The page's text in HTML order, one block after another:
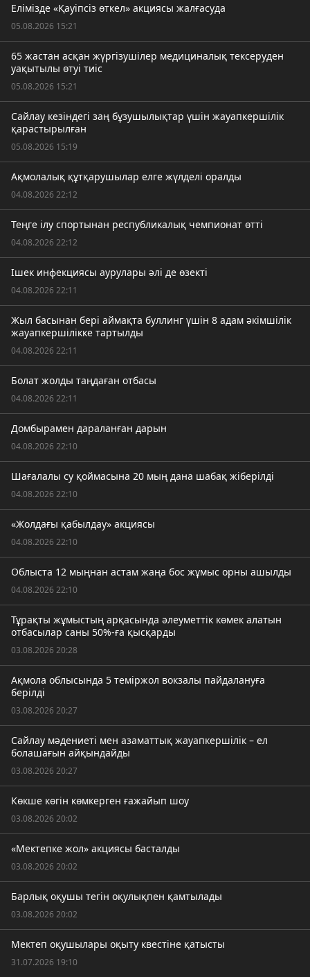
Елімізде «Қауіпсіз өткел» акциясы жалғасуда
05.08.2026 15:21
65 жастан асқан жүргізушілер медициналық тексеруден
уақытылы өтуі тиіс
05.08.2026 15:21
Сайлау кезіндегі заң бұзушылықтар үшін жауапкершілік
қарастырылған
05.08.2026 15:19
Ақмолалық құтқарушылар елге жүлделі оралды
04.08.2026 22:12
Теңге ілу спортынан республикалық чемпионат өтті
04.08.2026 22:12
Ішек инфекциясы аурулары әлі де өзекті
04.08.2026 22:11
Жыл басынан бері аймақта буллинг үшін 8 адам әкімшілік
жауапкершілікке тартылды
04.08.2026 22:11
Болат жолды таңдаған отбасы
04.08.2026 22:11
Домбырамен дараланған дарын
04.08.2026 22:10
Шағалалы су қоймасына 20 мың дана шабақ жіберілді
04.08.2026 22:10
«Жолдағы қабылдау» акциясы
04.08.2026 22:10
Облыста 12 мыңнан астам жаңа бос жұмыс орны ашылды
04.08.2026 22:10
Тұрақты жұмыстың арқасында әлеуметтік көмек алатын
отбасылар саны 50%-ға қысқарды
03.08.2026 20:28
Ақмола облысында 5 теміржол вокзалы пайдалануға
берілді
03.08.2026 20:27
Сайлау мәдениеті мен азаматтық жауапкершілік – ел
болашағын айқындайды
03.08.2026 20:27
Көкше көгін көмкерген ғажайып шоу
03.08.2026 20:02
«Мектепке жол» акциясы басталды
03.08.2026 20:02
Барлық оқушы тегін оқулықпен қамтылады
03.08.2026 20:02
Мектеп оқушылары оқыту квестіне қатысты
31.07.2026 19:10